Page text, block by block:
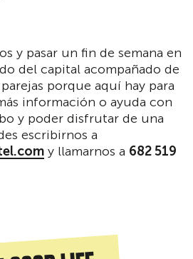
y pasar un fin de semana en
del capital acompañado de
porque aquí hay para
información o ayuda con
y poder disfrutar de una
escribirnos a
y llamarnos a 682 519